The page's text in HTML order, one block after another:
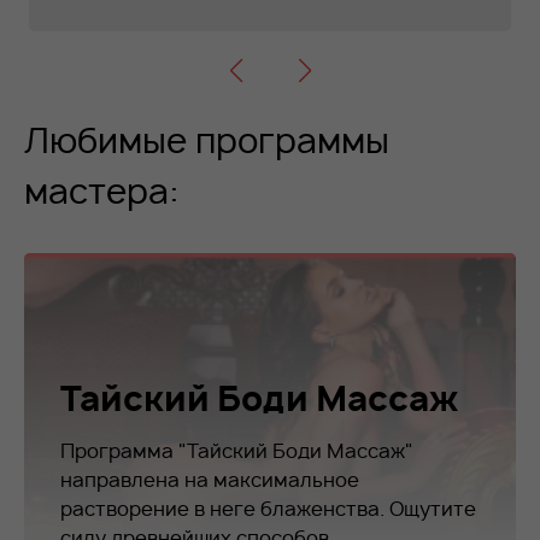
Любимые программы
мастера:
Тайский Боди Массаж
Программа "Тайский Боди Массаж"
направлена на максимальное
растворение в неге блаженства. Ощутите